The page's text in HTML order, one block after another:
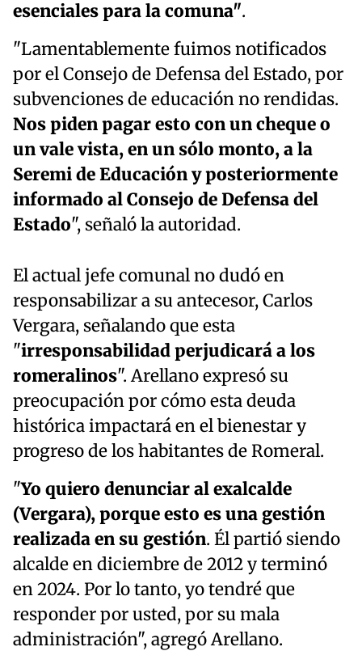
esenciales para la comuna".
"Lamentablemente fuimos notificados
por el Consejo de Defensa del Estado, por
subvenciones de educación no rendidas.
Nos piden pagar esto con un cheque o
un vale vista, en un sólo monto, a la
Seremi de Educación y posteriormente
informado al Consejo de Defensa del
Estado", señaló la autoridad.
El actual jefe comunal no dudó en
responsabilizar a su antecesor, Carlos
Vergara, señalando que esta
"irresponsabilidad perjudicará a los
romeralinos". Arellano expresó su
preocupación por cómo esta deuda
histórica impactará en el bienestar y
progreso de los habitantes de Romeral.
"Yo quiero denunciar al exalcalde
(Vergara), porque esto es una gestión
realizada en su gestión. Él partió siendo
alcalde en diciembre de 2012 y terminó
en 2024. Por lo tanto, yo tendré que
responder por usted, por su mala
administración", agregó Arellano.